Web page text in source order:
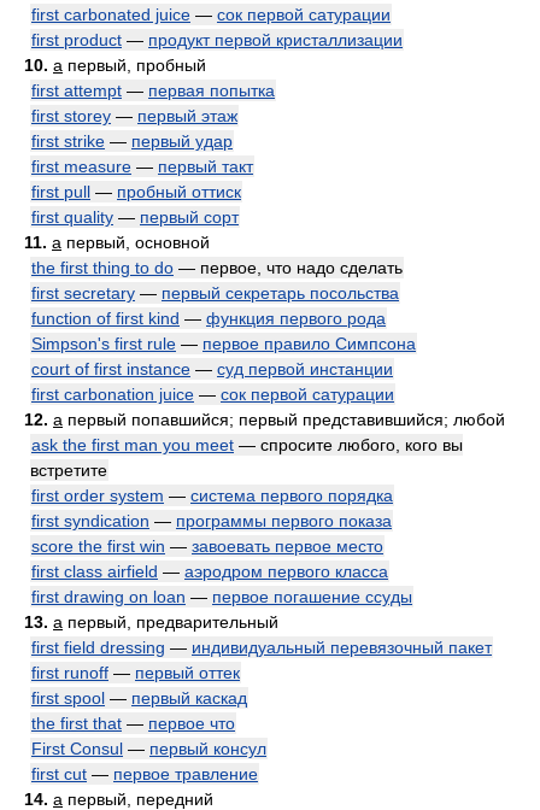
first carbonated juice — сок первой сатурации
first product — продукт первой кристаллизации
10. a первый, пробный
first attempt — первая попытка
first storey — первый этаж
first strike — первый удар
first measure — первый такт
first pull — пробный оттиск
first quality — первый сорт
11. a первый, основной
the first thing to do — первое, что надо сделать
first secretary — первый секретарь посольства
function of first kind — функция первого рода
Simpson's first rule — первое правило Симпсона
court of first instance — суд первой инстанции
first carbonation juice — сок первой сатурации
12. a первый попавшийся; первый представившийся; любой
ask the first man you meet — спросите любого, кого вы
встретите
first order system — система первого порядка
first syndication — программы первого показа
score the first win — завоевать первое место
first class airfield — аэродром первого класса
first drawing on loan — первое погашение ссуды
13. a первый, предварительный
first field dressing — индивидуальный перевязочный пакет
first runoff — первый оттек
first spool — первый каскад
the first that — первое что
First Consul — первый консул
first cut — первое травление
14. a первый, передний